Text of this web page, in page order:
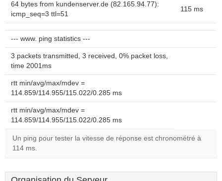
64 bytes from kundenserver.de (82.165.94.77):
icmp_seq=3 ttl=51
115 ms
--- www. ping statistics ---
3 packets transmitted, 3 received, 0% packet loss,
time 2001ms
rtt min/avg/max/mdev =
114.859/114.955/115.022/0.285 ms
rtt min/avg/max/mdev =
114.859/114.955/115.022/0.285 ms
Un ping pour tester la vitesse de réponse est chronométré à
114 ms.